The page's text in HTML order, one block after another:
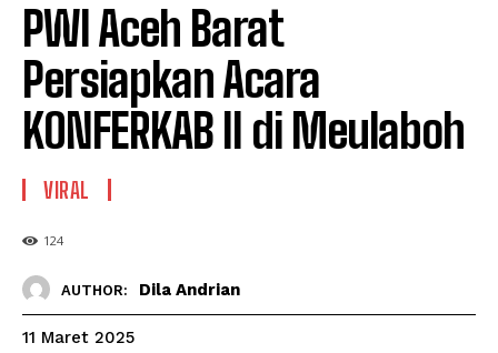
PWI Aceh Barat
Persiapkan Acara
KONFERKAB II di Meulaboh
VIRAL
124
AUTHOR: Dila Andrian
11 Maret 2025